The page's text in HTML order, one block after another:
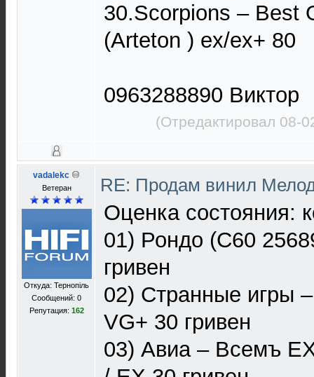
30.Scorpions ‎– Best
(Arteton ) ex/ex+ 80
0963288890 Виктор
(Отредактировал 08-
vadalekc
Ветеран
Откуда: Тернопiль
Сообщений: 0
Репутация: 162
RE: Продам винил
Оценка состояния:
01) Рондо (С60
гривен
02) Странные игры
VG+ 30 гривен
03) Авиа – Всемъ